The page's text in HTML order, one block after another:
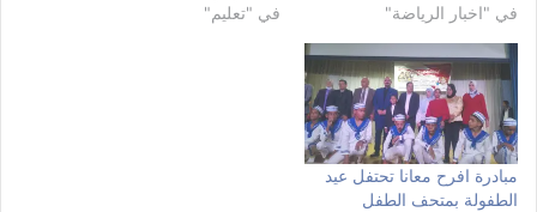
في "اخبار الرياضة"
في "تعليم"
مبادرة افرح معانا تحتفل عيد
الطفولة بمتحف الطفل